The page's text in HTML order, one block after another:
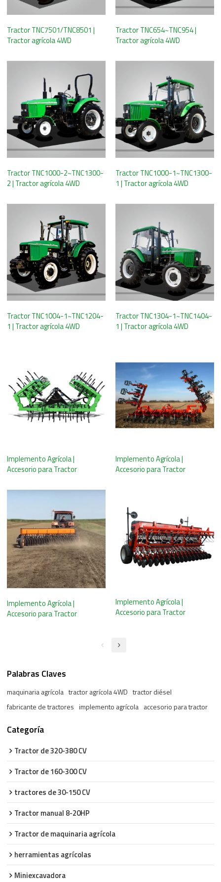
Tractor TNC7501/TNC8501 |
Tractor agrícola 4WD
Tractor TNC654~TNC954 |
Tractor agrícola 4WD
Tractor TNC1000-2~TNC1300-
2 | Tractor agrícola 4WD
Tractor TNC1000-1~TNC1300-
1 | Tractor agrícola 4WD
Tractor TNC1004-1~TNC1204-
1 | Tractor agrícola 4WD
Tractor TNC1304-1~TNC1404-
1 | Tractor agrícola 4WD
Implemento Agrícola |
Accesorio para Tractor
Implemento Agrícola |
Accesorio para Tractor
Implemento Agrícola |
Accesorio para Tractor
Implemento Agrícola |
Accesorio para Tractor
Palabras Claves
maquinaria agrícola tractor agrícola 4WD tractor diésel
fabricante de tractores implemento agrícola accesorio para tractor
Categoría
Tractor de 320-380 CV
Tractor de 160-300 CV
tractores de 30-150 CV
Tractor manual 8-20HP
Tractor de maquinaria agrícola
herramientas agrícolas
Miniexcavadora